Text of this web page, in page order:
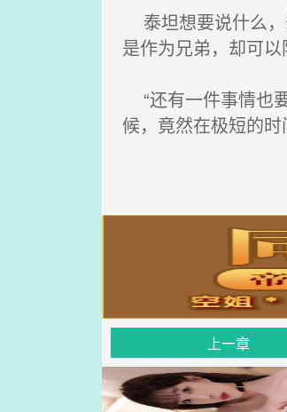
泰坦想要说什么，
是作为兄弟，却可以
“还有一件事情也
候，竟然在极短的
上一章